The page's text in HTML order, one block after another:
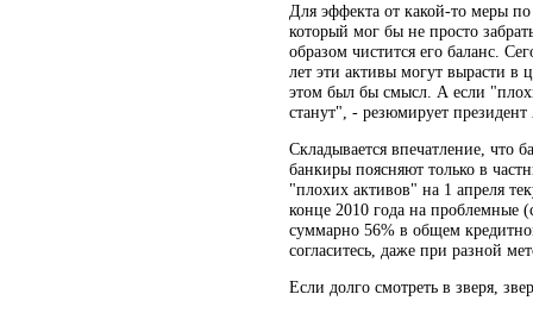
Для эффекта от какой-то меры
который мог бы не просто
образом чистится его баланс.
лет эти активы могут вырасти в
этом был бы смысл. А если
станут", - резюмирует
Складывается впечатление, что
банкиры поясняют только в
"плохих активов" на 1 апреля
конце 2010 года на проблемные
суммарно 56% в общем
согласитесь, даже при разной
Если долго смотреть в зверя,